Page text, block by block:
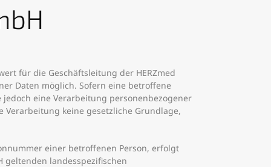
für die Geschäftsleitung der HERZmed
Daten möglich. Sofern eine betroffene
eine Verarbeitung personenbezogener
keine gesetzliche Grundlage,
einer betroffenen Person, erfolgt
geltenden landesspezifischen